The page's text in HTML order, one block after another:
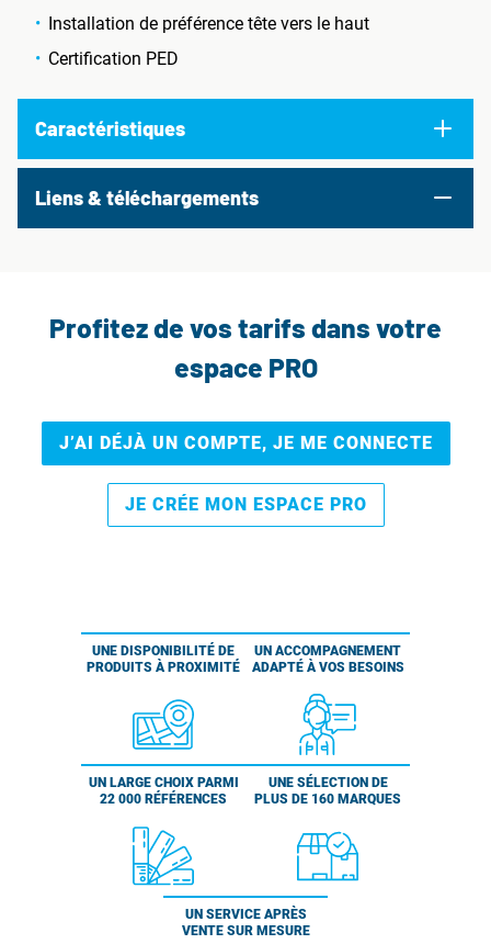
Installation de préférence tête vers le haut
Certification PED
Caractéristiques
Liens & téléchargements
Profitez de vos tarifs dans votre
espace PRO
J’AI DÉJÀ UN COMPTE, JE ME CONNECTE
JE CRÉE MON ESPACE PRO
UNE DISPONIBILITÉ DE
PRODUITS À PROXIMITÉ
UN ACCOMPAGNEMENT
ADAPTÉ À VOS BESOINS
UN LARGE CHOIX PARMI
22 000 RÉFÉRENCES
UNE SÉLECTION DE
PLUS DE 160 MARQUES
UN SERVICE APRÈS
VENTE SUR MESURE